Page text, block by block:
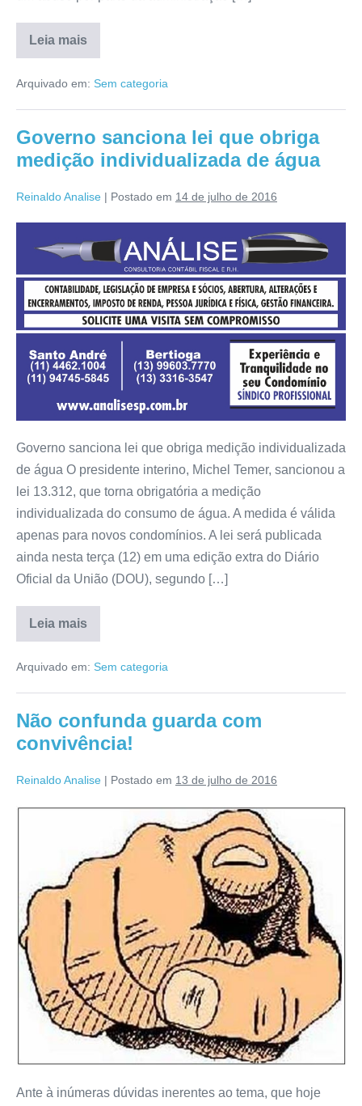
Leia mais
Arquivado em: Sem categoria
Governo sanciona lei que obriga
medição individualizada de água
Reinaldo Analise | Postado em 14 de julho de 2016
Governo sanciona lei que obriga medição individualizada
de água O presidente interino, Michel Temer, sancionou a
lei 13.312, que torna obrigatória a medição
individualizada do consumo de água. A medida é válida
apenas para novos condomínios. A lei será publicada
ainda nesta terça (12) em uma edição extra do Diário
Oficial da União (DOU), segundo […]
Leia mais
Arquivado em: Sem categoria
Não confunda guarda com
convivência!
Reinaldo Analise | Postado em 13 de julho de 2016
Ante à inúmeras dúvidas inerentes ao tema, que hoje